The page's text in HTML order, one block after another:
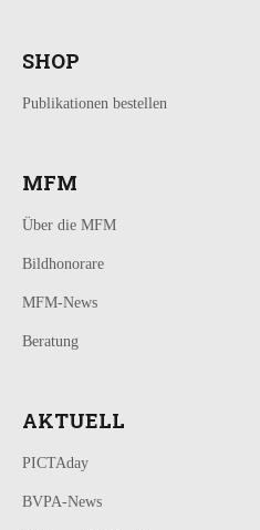
SHOP
Publikationen bestellen
MFM
Über die MFM
Bildhonorare
MFM-News
Beratung
AKTUELL
PICTAday
BVPA-News